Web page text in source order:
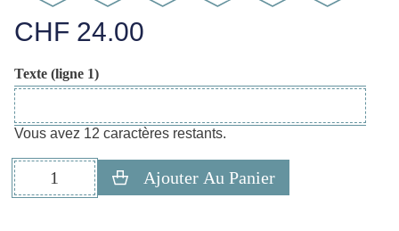
CHF 24.00
Texte (ligne 1)
Vous avez 12 caractères restants.
Ajouter Au Panier